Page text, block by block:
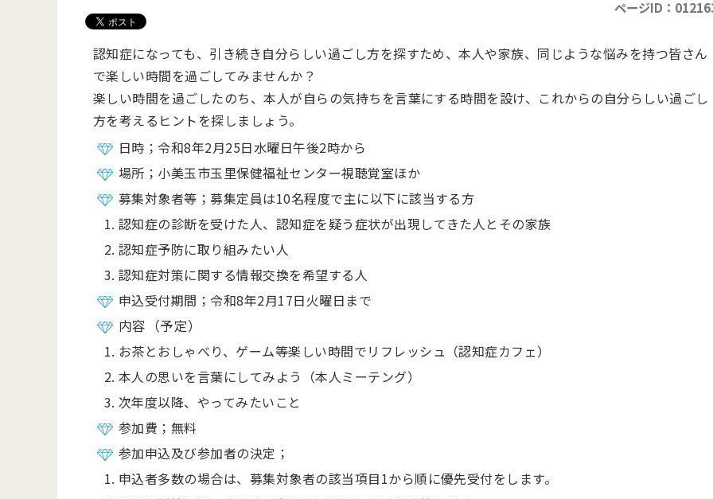
ページID：
認知症になっても、引き続き自分らしい過ごし方を探すため、本人や家族、同じような悩みを持つ皆さん
で楽しい時間を過ごしてみませんか？
楽しい時間を過ごしたのち、本人が自らの気持ちを言葉にする時間を設け、これからの自分らしい過ごし
方を考えるヒントを探しましょう。
日時；令和8年2月25日水曜日午後2時から
場所；小美玉市玉里保健福祉センター視聴覚室ほか
募集対象者等；募集定員は10名程度で主に以下に該当する方
認知症の診断を受けた人、認知症を疑う症状が出現してきた人とその家族
認知症予防に取り組みたい人
認知症対策に関する情報交換を希望する人
申込受付期間；令和8年2月17日火曜日まで
内容（予定）
お茶とおしゃべり、ゲーム等楽しい時間でリフレッシュ（認知症カフェ）
本人の思いを言葉にしてみよう（本人ミーテング）
次年度以降、やってみたいこと
参加費；無料
参加申込及び参加者の決定；
申込者多数の場合は、募集対象者の該当項目1から順に優先受付をします。